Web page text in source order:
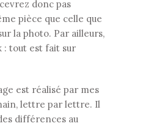
donc pas
pièce que celle que
la photo. Par ailleurs,
: tout est fait sur
est réalisé par mes
lettre par lettre. Il
différences au